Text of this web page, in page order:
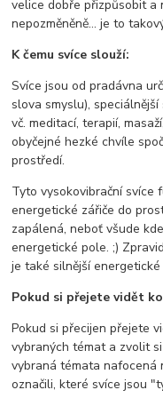
velice dobře přizpůsobit a
nepozměněně... je to
K čemu svíce slouží:
Svíce jsou od pradávna
slova smyslu),
vč. meditací, terapií,
obyčejné hezké chvíle
prostředí.
Tyto vysokovibrační svíce
energetické zářiče do
zapálená, neboť všude
energetické pole. ;)
je také silnější energetické
Pokud si přejete vidět
Pokud si přecijen přejete
vybraných témat a zvolit
vybraná témata nafocená
označili, které svíce jsou